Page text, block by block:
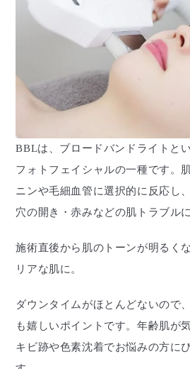
BBLは、ブロードバンドライトと
フォトフェイシャルの一種です。
ニンや毛細血管に選択的に反応し
穴の開き・赤みなどの肌トラブル
施術直後から肌のトーンが明るく
リアな肌に。
ダウンタイムがほとんどないので
も嬉しいポイントです。年齢肌が
キビ跡や色素沈着でお悩みの方に